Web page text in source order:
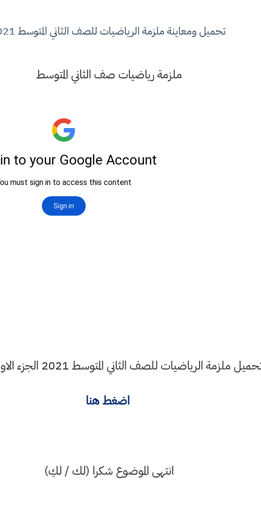
تحميل ومعاينة ملزمة الرياضيات للصف الثاني المتوسط 2021
ملزمة رياضيات صف الثاني المتوسط
الرياضيات للصف الثاني المتوسط 2021 الجزء الاول عن طريق جوجل درايف
اضغط هنا
انتهى الموضوع شكرا (لك / لكِ)